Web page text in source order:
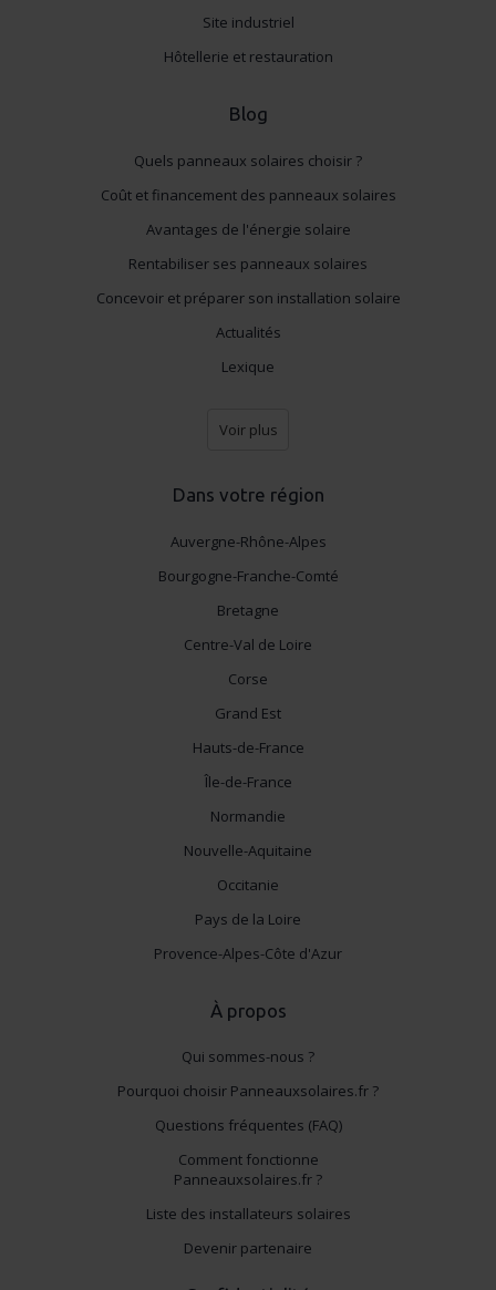
Site industriel
Hôtellerie et restauration
Blog
Quels panneaux solaires choisir ?
Coût et financement des panneaux solaires
Avantages de l'énergie solaire
Rentabiliser ses panneaux solaires
Concevoir et préparer son installation solaire
Actualités
Lexique
Voir plus
Dans votre région
Auvergne-Rhône-Alpes
Bourgogne-Franche-Comté
Bretagne
Centre-Val de Loire
Corse
Grand Est
Hauts-de-France
Île-de-France
Normandie
Nouvelle-Aquitaine
Occitanie
Pays de la Loire
Provence-Alpes-Côte d'Azur
À propos
Qui sommes-nous ?
Pourquoi choisir Panneauxsolaires.fr ?
Questions fréquentes (FAQ)
Comment fonctionne
Panneauxsolaires.fr ?
Liste des installateurs solaires
Devenir partenaire